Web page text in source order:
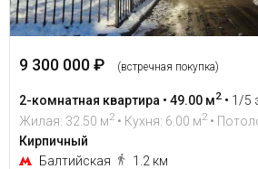
9 300 000 ₽ (встречная покупка)
2-комнатная квартира • 49.00 м2 • 1/5
Жилая: 32.50 м2 • Кухня: 6.00 м2 •
Кирпичный
Балтийская
1.2 км